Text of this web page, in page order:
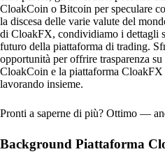
CloakCoin o Bitcoin per speculare
la discesa delle varie valute del
di CloakFX, condividiamo i dettagli
futuro della piattaforma di trading.
opportunità per offrire trasparenza
CloakCoin e la piattaforma CloakFX
lavorando insieme.
Pronti a saperne di più? Ottimo —
Background Piattaforma